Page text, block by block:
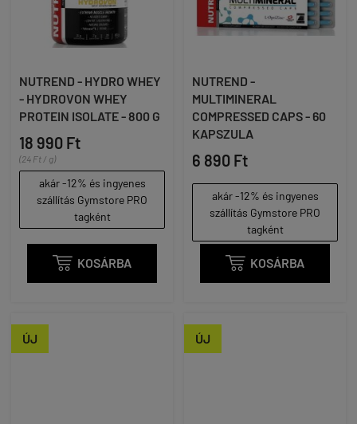
NUTREND - HYDRO WHEY
- HYDROVON WHEY
PROTEIN ISOLATE - 800 G
18 990 Ft
(24 Ft / g)
akár -12% és ingyenes
szállítás Gymstore PRO
tagként
 KOSÁRBA
NUTREND -
MULTIMINERAL
COMPRESSED CAPS - 60
KAPSZULA
6 890 Ft
akár -12% és ingyenes
szállítás Gymstore PRO
tagként
 KOSÁRBA
ÚJ ÚJ